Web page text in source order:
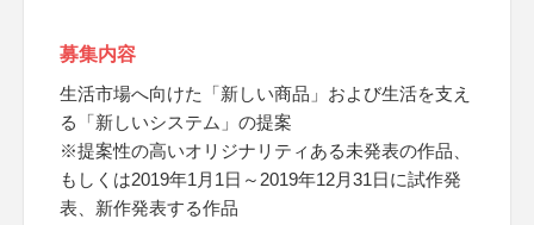
募集内容
生活市場へ向けた「新しい商品」および生活を支え
る「新しいシステム」の提案
※提案性の高いオリジナリティある未発表の作品、
もしくは2019年1月1日～2019年12月31日に試作発
表、新作発表する作品